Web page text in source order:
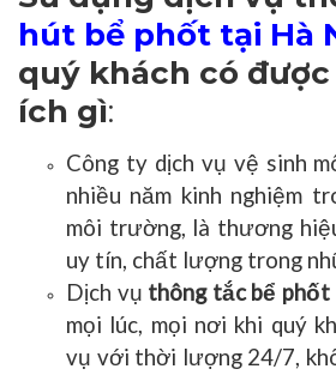
hút bể phốt tại Hà
quý khách có
ích gì:
Công ty dịch vụ vệ sinh
nhiều năm kinh nghiệm
môi trường, là thương
uy tín, chất lượng trong
Dịch vụ thông tắc bể phốt
mọi lúc, mọi nơi khi quý
vụ với thời lượng 24/7,